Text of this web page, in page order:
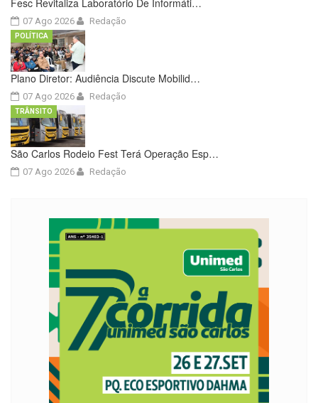
Fesc Revitaliza Laboratório De Informáti…
07 Ago 2026 Redação
Plano Diretor: Audiência Discute Mobilid…
07 Ago 2026
POLÍTICA
Redação
São Carlos Rodeio Fest Terá Operação Esp…
07 Ago 2026
TRÂNSITO
Redação